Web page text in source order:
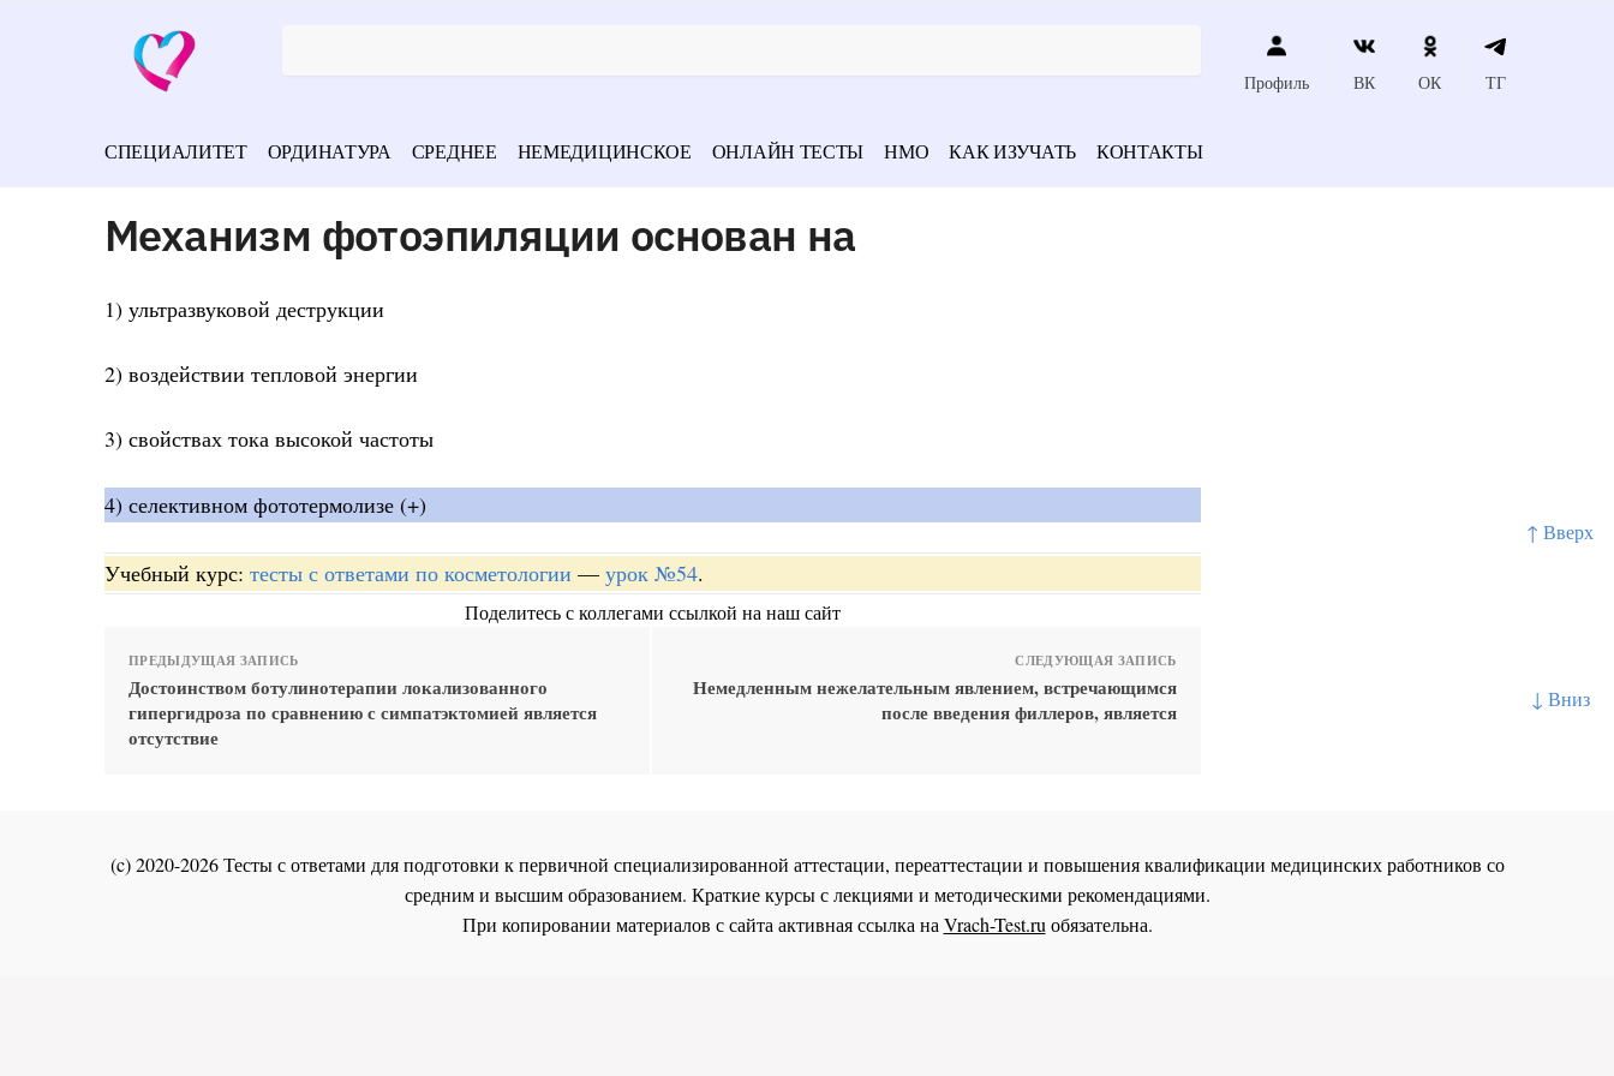
↑ Вверх
↓ Вниз
Профиль ВК ОК ТГ
СПЕЦИАЛИТЕТ ОРДИНАТУРА СРЕДНЕЕ НЕМЕДИЦИНСКОЕ ОНЛАЙН ТЕСТЫ НМО КАК ИЗУЧАТЬ КОНТАКТЫ
Механизм фотоэпиляции основан на
1) ультразвуковой деструкции
2) воздействии тепловой энергии
3) свойствах тока высокой частоты
4) селективном фототермолизе (+)
Учебный курс: тесты с ответами по косметологии — урок №54.
Поделитесь с коллегами ссылкой на наш сайт
ПРЕДЫДУЩАЯ ЗАПИСЬ
Достоинством ботулинотерапии локализованного
гипергидроза по сравнению с симпатэктомией является
отсутствие
СЛЕДУЮЩАЯ ЗАПИСЬ
Немедленным нежелательным явлением, встречающимся
после введения филлеров, является
(c) 2020-2026 Тесты с ответами для подготовки к первичной специализированной аттестации, переаттестации и повышения квалификации медицинских работников со
средним и высшим образованием. Краткие курсы с лекциями и методическими рекомендациями.
При копировании материалов с сайта активная ссылка наVrach-Test.ruобязательна.